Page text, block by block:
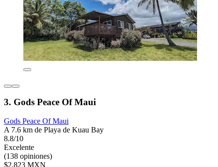
3. Gods Peace Of Maui
Gods Peace Of Maui
A 7.6 km de Playa de Kuau Bay
8.8/10
Excelente
(138 opiniones)
$2,823 MXN